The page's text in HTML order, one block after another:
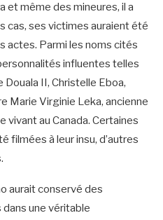
et même des mineures, il a
cas, ses victimes auraient été
actes. Parmi les noms cités
influentes telles
Douala II, Christelle Eboa,
Marie Virginie Leka, ancienne
vivant au Canada. Certaines
filmées à leur insu, d’autres
aurait conservé des
une véritable